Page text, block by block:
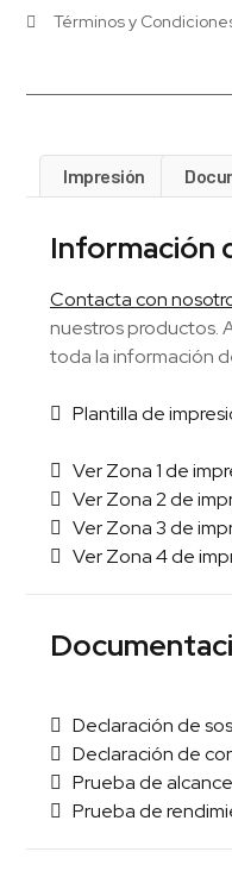
Términos y
Impresión
Información
Contacta con
nuestros productos.
toda la información
Plantilla de
Ver Zona 1 de
Ver Zona 2 de
Ver Zona 3 de
Ver Zona 4 de
Declaración de
Declaración de
Prueba de alcance
Prueba de